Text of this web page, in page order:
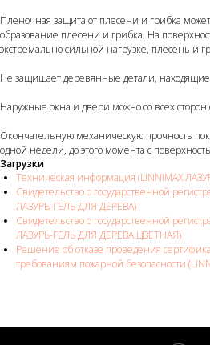
Пленочная защита от плесени и грибка
образование плесени и грибка. На
экстремально сильной нагрузке, плесень и
Не защищает деревянные детали,
Наружные окна и двери можно со всех сторон
Окончательную механическую прочность
одной недели, до этого момента с
Загрузки
Техническая информация (LINNIMAX
Свидетельство о государственной
ЛАЗУРЬ-ГЕЛЬ ДЛЯ ДЕРЕВА)
Свидетельство о государственной
ЛАЗУРЬ-ГЕЛЬ ДЛЯ ДЕРЕВА ЦВЕТНАЯ)
Решение об отказе проведения
требованиям пожарной безопасности